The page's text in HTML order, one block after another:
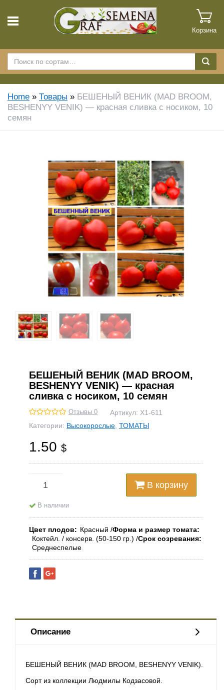
Корзина
Home » Товары » БЕШЕНЫЙ ВЕНИК (MAD BROOM,
BESHENYY VENIK) — красная сливка с носиком, 10
семян
БЕШЕНЫЙ ВЕНИК (MAD BROOM,
BESHENYY VENIK) — красная
сливка с носиком, 10 семян
Отзывы 0 Артикул: Х1-611
Категории: Высокорослые ТОМАТЫ
1.50 $
В корзину
В наличии
Цвет плодов Красный Форма и размер томата
Коктейл. / консерв. (50-150 гр.) Срок созревания
Среднеспелые
Описание
БЕШЕНЫЙ ВЕНИК (MAD BROOM, BESHENYY VENIK).
Сорт из коллекции Людмилы Кодзасовой.